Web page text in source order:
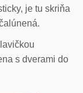
je tu skriňa
s dverami do